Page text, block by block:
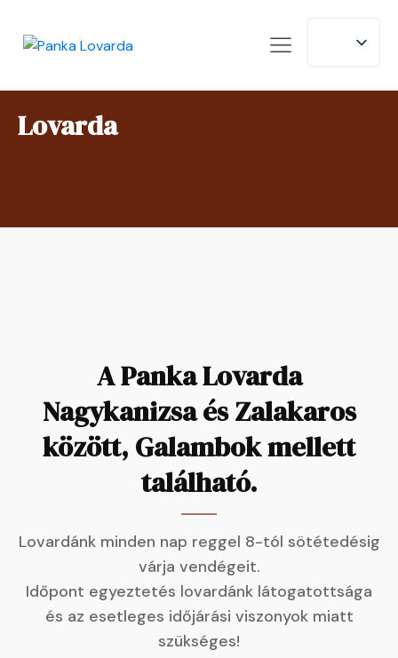
Lovarda
A Panka Lovarda
Nagykanizsa és Zalakaros
között, Galambok mellett
található.
Lovardánk minden nap reggel 8-tól sötétedésig
várja vendégeit.
Időpont egyeztetés lovardánk látogatottsága
és az esetleges időjárási viszonyok miatt
szükséges!